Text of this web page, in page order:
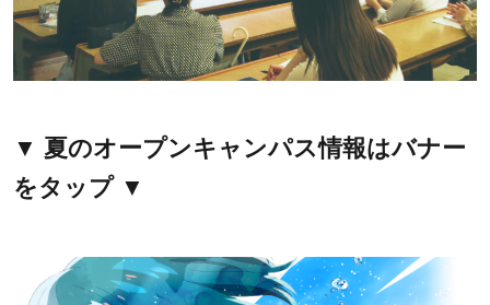
▼ 夏のオープンキャンパス情報はバナー
をタップ ▼